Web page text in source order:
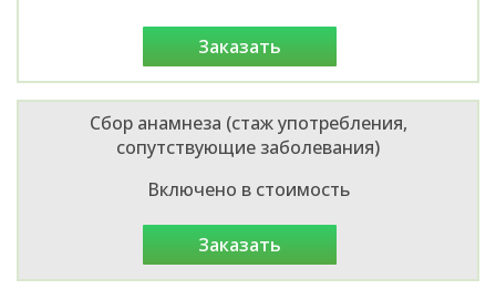
заказать
Сбор анамнеза (стаж употребления,
сопутствующие заболевания)
Включено в стоимость
заказать